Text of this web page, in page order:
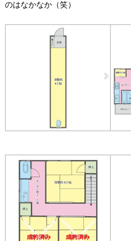
のはなかなか（笑）